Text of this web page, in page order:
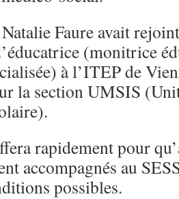
Faure avait
(monitrice
à l’ITEP de
la section UMSIS
rapidement pour
accompagnés au
possibles.